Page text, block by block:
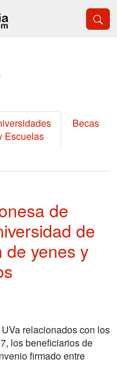
Escuelas
Becas
de
de
de yenes y
relacionados con los
los beneficiarios de
firmado entre